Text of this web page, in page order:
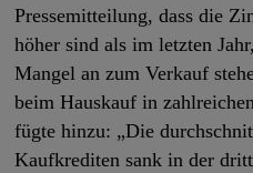
Pressemitteilung, dass die
höher sind als im letzten
Mangel an zum Verkauf
beim Hauskauf in
fügte hinzu: „Die
Kaufkrediten sank in der